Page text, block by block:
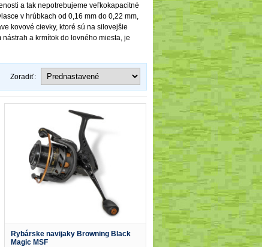
a tak nepotrebujeme veľkokapacitné
v hrúbkach od 0,16 mm do 0,22 mm,
kovové cievky, ktoré sú na silovejšie
a krmítok do lovného miesta, je
Zoradiť:
Rybárske navijaky Browning Black
Magic MSF